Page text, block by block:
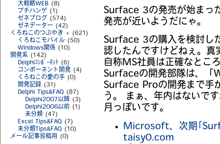
大戦略WEB (8)
プチハンゲ (1)
ゼネブログ
(574)
ゼネデーター (42)
くろねこのつぶやき + (621)
くろねこモバイル (50)
Windows関係 (10)
開発系 (142)
Delphiｺﾝﾎﾟｰﾈﾝﾄ (6)
コンポーネント開発 (4)
くろねこの愛の手 (0)
開発記録 (31)
Delphi Tips&FAQ (87)
Delphi2007以降 (3)
Delphi2006以前 (1)
未分類 (47)
Excel Tips&FAQ (7)
未分類Tips&FAQ (10)
メール記事投稿用
(0)
Surface 3の発売が始まっ
発売が近いようだにゃ。
Surface 3の購入を検討し
認したんですけどねぇ。
自称MS社員は正確なとこ
Surfaceの開発部隊は、
Surface Proの開発まで手
う。 まぁ、年内はないで
月っぽいです。
Microsoft、次期｢
taisy0.com